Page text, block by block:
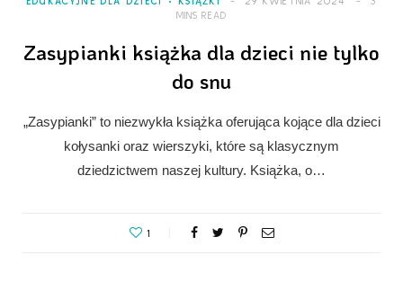
MINS READ
Zasypianki książka dla dzieci nie tylko
do snu
„Zasypianki” to niezwykła książka oferująca kojące dla dzieci
kołysanki oraz wierszyki, które są klasycznym
dziedzictwem naszej kultury. Książka, o…
1